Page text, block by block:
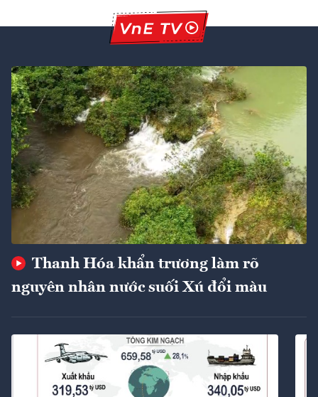
Thanh Hóa khẩn trương làm rõ
nguyên nhân nước suối Xú đổi màu